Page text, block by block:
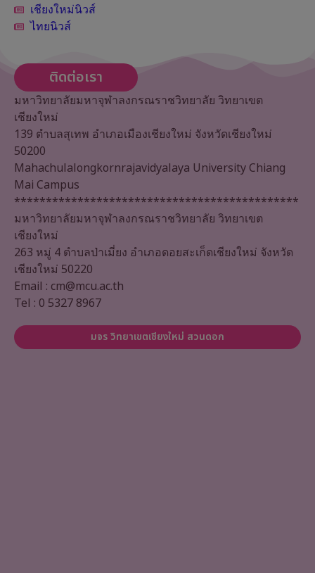
เชียงใหม่นิวส์
ไทยนิวส์
ติดต่อเรา
มหาวิทยาลัยมหาจุฬาลงกรณราชวิทยาลัย วิทยาเขต
เชียงใหม่
139 ตำบลสุเทพ อำเภอเมืองเชียงใหม่ จังหวัดเชียงใหม่
50200
Mahachulalongkornrajavidyalaya University Chiang
Mai Campus
*********************************************
มหาวิทยาลัยมหาจุฬาลงกรณราชวิทยาลัย วิทยาเขต
เชียงใหม่
263 หมู่ 4 ตำบลป่าเมี่ยง อำเภอดอยสะเก็ดเชียงใหม่ จังหวัด
เชียงใหม่ 50220
Email : cm@mcu.ac.th
Tel : 0 5327 8967
มจร วิทยาเขตเชียงใหม่ สวนดอก